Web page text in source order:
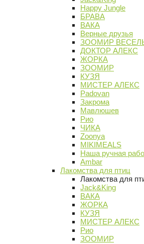
Happy Jungle
БРАВА
ВАКА
Верные друзья
ЗООМИР
ДОКТОР АЛЕКС
ЖОРКА
ЗООМИР
КУЗЯ
МИСТЕР АЛЕКС
Padovan
Закрома
Мавлюшев
Рио
ЧИКА
Zoonya
MIKIMEALS
Наша ручная
Ambar
Лакомства для птиц
Лакомства для
Jack&King
ВАКА
ЖОРКА
КУЗЯ
МИСТЕР АЛЕКС
Рио
ЗООМИР